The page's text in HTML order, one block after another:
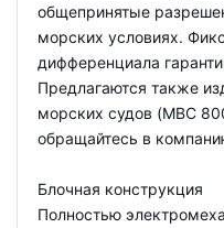
общепринятые
морских условиях.
дифференциала
Предлагаются также
морских судов (MBC
обращайтесь в
Блочная конструкция
Полностью